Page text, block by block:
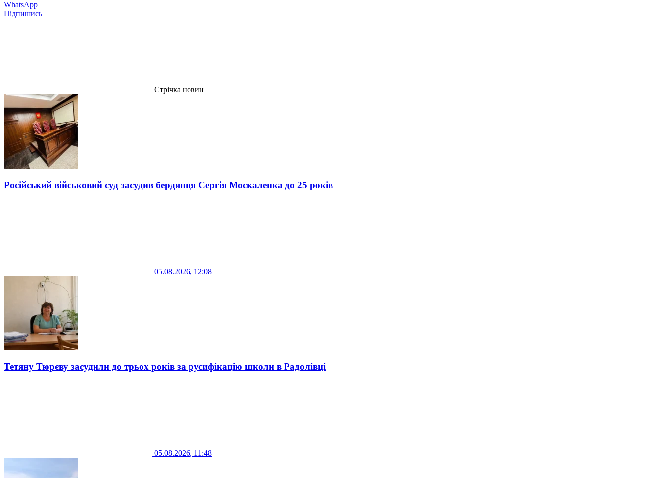
WhatsApp
Підпишись
Стрічка новин
Російський військовий суд засудив бердянця Сергія Москаленка до 25 років
05.08.2026, 12:08
Тетяну Тюрєву засудили до трьох років за русифікацію школи в Радолівці
05.08.2026, 11:48